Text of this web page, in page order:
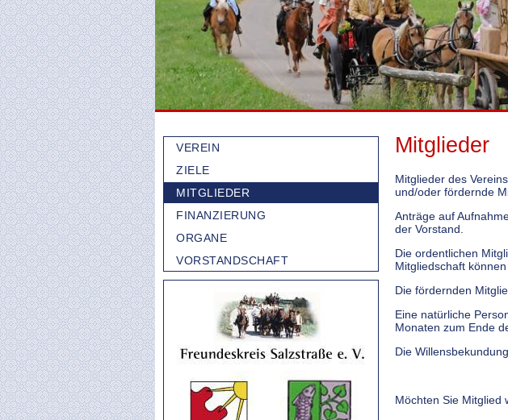
Mitglieder
Mitglieder des
und/oder fördernde
Anträge auf
der Vorstand.
Die ordentlichen
Mitgliedschaft
Die fördernden
Eine natürliche
Monaten zum Ende
Die
Möchten Sie Mitglied
Navigation
überspringen
VEREIN
ZIELE
MITGLIEDER
FINANZIERUNG
ORGANE
VORSTANDSCHAFT